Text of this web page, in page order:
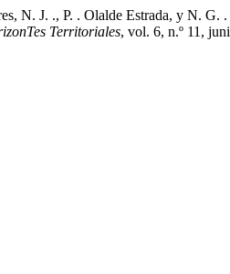
N. J. ., P. . Olalde Estrada, y N.
Territoriales, vol. 6, n.º 11,